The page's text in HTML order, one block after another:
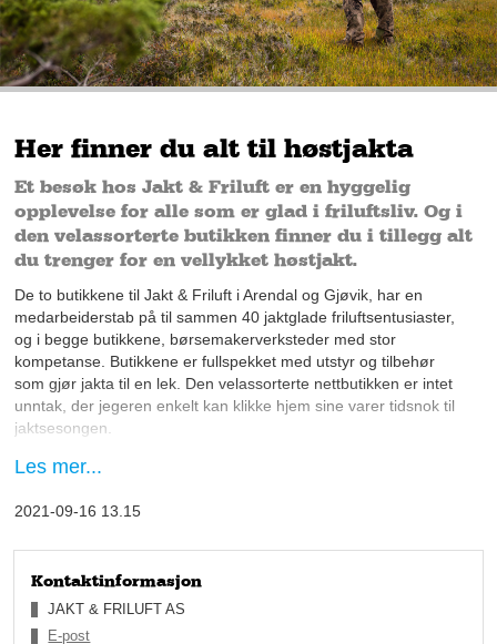
Her finner du alt til høstjakta
Et besøk hos Jakt & Friluft er en hyggelig
opplevelse for alle som er glad i friluftsliv. Og i
den velassorterte butikken finner du i tillegg alt
du trenger for en vellykket høstjakt.
De to butikkene til Jakt & Friluft i Arendal og Gjøvik, har en
medarbeiderstab på til sammen 40 jaktglade friluftsentusiaster,
og i begge butikkene, børsemakerverksteder med stor
kompetanse. Butikkene er fullspekket med utstyr og tilbehør
som gjør jakta til en lek. Den velassorterte nettbutikken er intet
unntak, der jegeren enkelt kan klikke hjem sine varer tidsnok til
jaktsesongen.
Les mer...
2021-09-16 13.15
Kontaktinformasjon
JAKT & FRILUFT AS
E-post